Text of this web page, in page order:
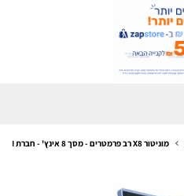
מוניטור X8 רב פרמטרים - מסך 8 אינץ' - חברת EDAN